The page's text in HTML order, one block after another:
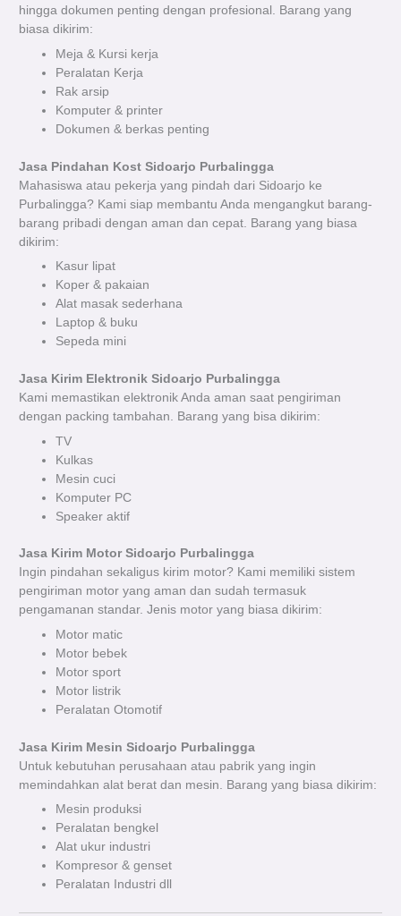
hingga dokumen penting dengan profesional. Barang yang
biasa dikirim:
Meja & Kursi kerja
Peralatan Kerja
Rak arsip
Komputer & printer
Dokumen & berkas penting
Jasa Pindahan Kost Sidoarjo Purbalingga
Mahasiswa atau pekerja yang pindah dari Sidoarjo ke
Purbalingga? Kami siap membantu Anda mengangkut barang-
barang pribadi dengan aman dan cepat. Barang yang biasa
dikirim:
Kasur lipat
Koper & pakaian
Alat masak sederhana
Laptop & buku
Sepeda mini
Jasa Kirim Elektronik Sidoarjo Purbalingga
Kami memastikan elektronik Anda aman saat pengiriman
dengan packing tambahan. Barang yang bisa dikirim:
TV
Kulkas
Mesin cuci
Komputer PC
Speaker aktif
Jasa Kirim Motor Sidoarjo Purbalingga
Ingin pindahan sekaligus kirim motor? Kami memiliki sistem
pengiriman motor yang aman dan sudah termasuk
pengamanan standar. Jenis motor yang biasa dikirim:
Motor matic
Motor bebek
Motor sport
Motor listrik
Peralatan Otomotif
Jasa Kirim Mesin Sidoarjo Purbalingga
Untuk kebutuhan perusahaan atau pabrik yang ingin
memindahkan alat berat dan mesin. Barang yang biasa dikirim:
Mesin produksi
Peralatan bengkel
Alat ukur industri
Kompresor & genset
Peralatan Industri dll